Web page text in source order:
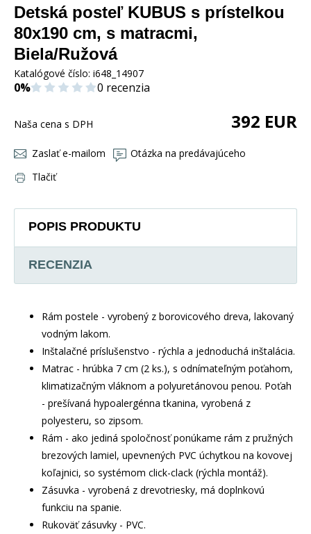
Detská posteľ KUBUS s prístelkou
80x190 cm, s matracmi,
Biela/Ružová
Katalógové číslo: i648_14907
0% 0 recenzia
Naša cena s DPH 392 EUR
Zaslať e-mailom
Otázka na predávajúceho
Tlačiť
POPIS PRODUKTU
RECENZIA
Rám postele - vyrobený z borovicového dreva, lakovaný
vodným lakom.
Inštalačné príslušenstvo - rýchla a jednoduchá inštalácia.
Matrac - hrúbka 7 cm (2 ks.), s odnímateľným poťahom,
klimatizačným vláknom a polyuretánovou penou. Poťah
- prešívaná hypoalergénna tkanina, vyrobená z
polyesteru, so zipsom.
Rám - ako jediná spoločnosť ponúkame rám z pružných
brezových lamiel, upevnených PVC úchytkou na kovovej
koľajnici, so systémom click-clack (rýchla montáž).
Zásuvka - vyrobená z drevotriesky, má doplnkovú
funkciu na spanie.
Rukoväť zásuvky - PVC.